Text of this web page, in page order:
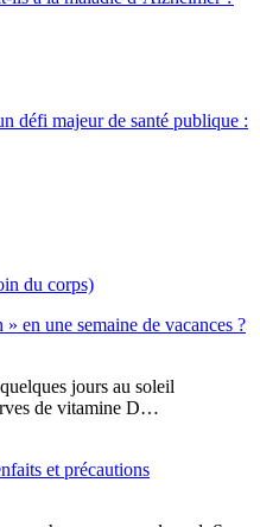
défi majeur de santé publique :
du corps)
en une semaine de vacances ?
jours au soleil
de vitamine D…
et précautions